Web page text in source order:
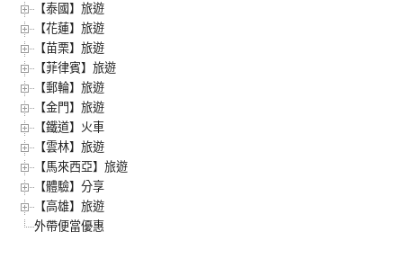
【泰國】旅遊
【花蓮】旅遊
【苗栗】旅遊
【菲律賓】旅遊
【郵輪】旅遊
【金門】旅遊
【鐵道】火車
【雲林】旅遊
【馬來西亞】旅遊
【體驗】分享
【高雄】旅遊
外帶便當優惠